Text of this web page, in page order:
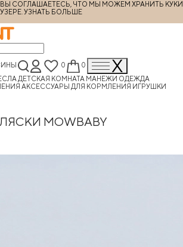
СОГЛАШАЕТЕСЬ, ЧТО МЫ МОЖЕМ ХРАНИТЬ КУКИ
УЗНАТЬ БОЛЬШЕ
0
0
ДЕТСКАЯ КОМНАТА МАНЕЖИ ОДЕЖДА
АКСЕССУАРЫ ДЛЯ КОРМЛЕНИЯ ИГРУШКИ
MOWBABY